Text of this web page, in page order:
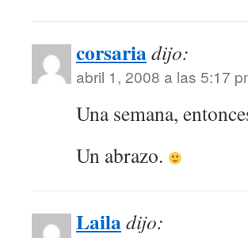
corsariadijo:
abril 1, 2008 a las 5:17
Una semana,
Un abrazo.
Lailadijo: